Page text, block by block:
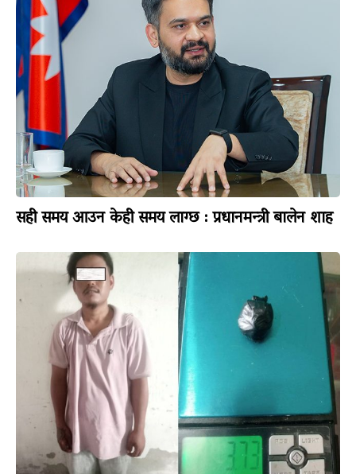
सही समय आउन केही समय लाग्छ : प्रधानमन्त्री बालेन शाह